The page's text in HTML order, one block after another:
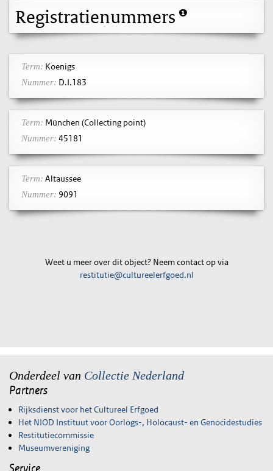
Registratienummers
Term: Koenigs
Nummer: D.I.183
Term: München (Collecting point)
Nummer: 45181
Term: Altaussee
Nummer: 9091
Weet u meer over dit object? Neem contact op via
restitutie@cultureelerfgoed.nl
Onderdeel van Collectie Nederland
Partners
Rijksdienst voor het Cultureel Erfgoed
Het NIOD Instituut voor Oorlogs-, Holocaust- en Genocidestudies
Restitutiecommissie
Museumvereniging
Service